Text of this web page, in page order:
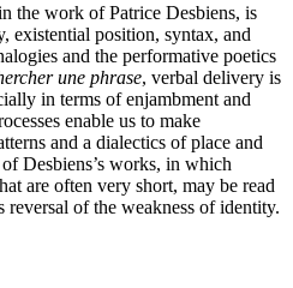
the work of Patrice Desbiens, is
existential position, syntax, and
and the performative poetics
une phrase, verbal delivery is
in terms of enjambment and
enable us to make
and a dialectics of place and
Desbiens’s works, in which
are often very short, may be read
reversal of the weakness of identity.